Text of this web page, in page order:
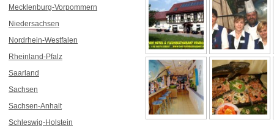
Mecklenburg-Vorpommern
Niedersachsen
Nordrhein-Westfalen
Rheinland-Pfalz
Saarland
Sachsen
Sachsen-Anhalt
Schleswig-Holstein